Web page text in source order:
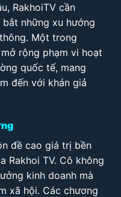
RakhoiTV cần
những xu hướng
Một trong
rộng phạm vi hoạt
quốc tế, mang
đến với khán giả
đề cao giá trị bền
Rakhoi TV. Cô không
kinh doanh mà
xã hội. Các chương